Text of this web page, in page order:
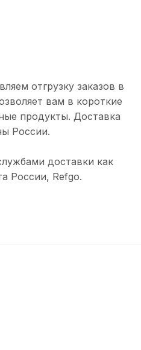
отгрузку заказов в
вам в короткие
продукты. Доставка
России.
доставки как
России, Refgo.